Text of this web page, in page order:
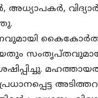
അധ്യാപകർ,
സംതൃപ്തവുമായ